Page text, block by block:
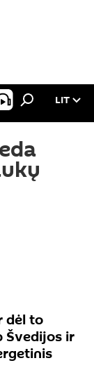
LIT
dėl to
Švedijos ir